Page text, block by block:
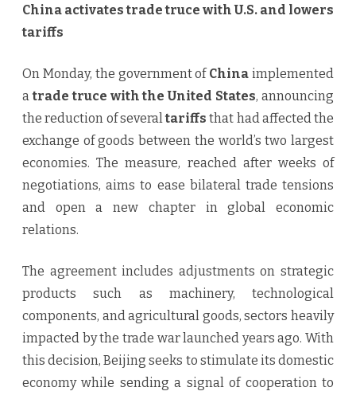
China activates trade truce with U.S. and lowers
tariffs
On Monday, the government of China implemented
atrade truce with the United States, announcing
the reduction of severaltariffs that had affected the
exchange of goods between the world’s two largest
economies. The measure, reached after weeks of
negotiations, aims to ease bilateral trade tensions
and open a new chapter in global economic
relations.
The agreement includes adjustments on strategic
products such as machinery, technological
components, and agricultural goods, sectors heavily
impacted by the trade war launched years ago. With
this decision, Beijing seeks to stimulate its domestic
economy while sending a signal of cooperation to